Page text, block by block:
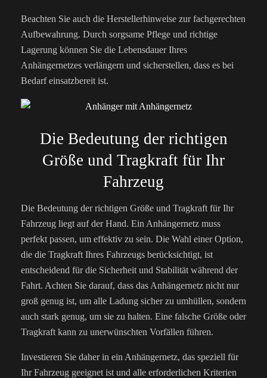
Beachten Sie auch die Herstellerhinweise zur fachgerechten
Aufbewahrung. Durch sorgsame Pflege und richtige
Lagerung können Sie die Lebensdauer Ihres
Anhängernetzes verlängern und sicherstellen, dass es bei
Bedarf einsatzbereit ist.
Die Bedeutung der richtigen
Größe und Tragkraft für Ihr
Fahrzeug
Die Bedeutung der richtigen Größe und Tragkraft für Ihr
Fahrzeug liegt auf der Hand. Ein Anhängernetz muss
perfekt passen, um effektiv zu sein. Die Wahl einer Option,
die die Tragkraft Ihres Fahrzeugs berücksichtigt, ist
entscheidend für die Sicherheit und Stabilität während der
Fahrt. Achten Sie darauf, dass das Anhängernetz nicht nur
groß genug ist, um alle Ladung sicher zu umhüllen, sondern
auch stark genug, um sie zu halten. Eine falsche Größe oder
Tragkraft kann zu unerwünschten Vorfällen führen.
Investieren Sie daher in ein Anhängernetz, das speziell für
Ihr Fahrzeug geeignet ist und alle erforderlichen Kriterien